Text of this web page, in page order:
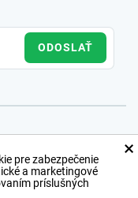
ODOSLAŤ
×
pre zabezpečenie
a marketingové
príslušných